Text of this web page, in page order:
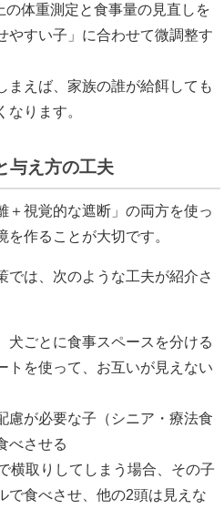
の体重測定と食事量の見直しを
やすい子」に合わせて微調整す
まえば、家族の誰が給餌しても
なります。
与え方の工夫
＋視覚的な遮断」の両方を使っ
作ることが大切です。
では、次のような工夫が紹介さ
犬ごとに食事スペースを分ける
トを使って、お互いが見えない
慮が必要な子（シニア・療法食
べさせる
横取りしてしまう場合、その子
で食べさせ、他の2頭は見えな